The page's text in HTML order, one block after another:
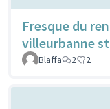
Fresque du
villeurbanne
Blaffa
2 2